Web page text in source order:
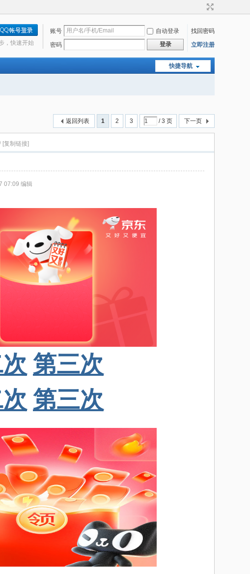
账号 自动登录
找回密码
密码
登录 立即注册
，快速开始
快捷导航
1 2 3 / 3 页 下一页
返回列表
[复制链接]
07:09 编辑
第三次
第三次